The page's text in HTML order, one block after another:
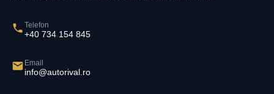
Telefon
+40 734 154 845
Email
info@autorival.ro